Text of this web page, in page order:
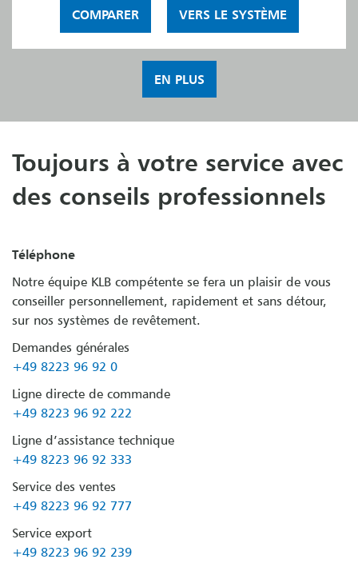
COMPARER VERS LE SYSTÈME
EN PLUS
Toujours à votre service avec
des conseils professionnels
Téléphone
Notre équipe KLB compétente se fera un plaisir de vous
conseiller personnellement, rapidement et sans détour,
sur nos systèmes de revêtement.
Demandes générales
+49 8223 96 92 0
Ligne directe de commande
+49 8223 96 92 222
Ligne d’assistance technique
+49 8223 96 92 333
Service des ventes
+49 8223 96 92 777
Service export
+49 8223 96 92 239